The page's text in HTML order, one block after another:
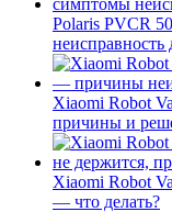
Polaris PVCR
неисправность
Xiaomi Robot
причины и
Xiaomi Robot
— что делать?